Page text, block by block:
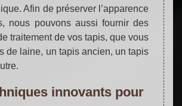
Afin de préserver l’apparence
nous pouvons aussi fournir des
traitement de vos tapis, que vous
de laine, un tapis ancien, un tapis
innovants pour